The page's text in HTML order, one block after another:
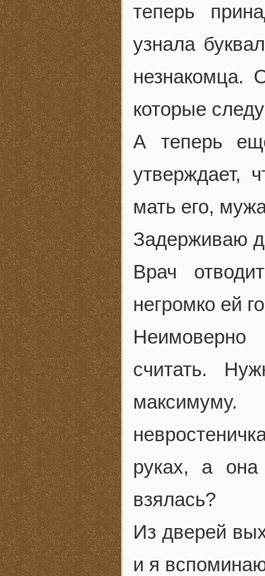
теперь
узнала
незнакомца.
которые
А теперь
утверждает,
мать его,
Задерживаю
Врач
негромко ей
Неимоверно
считать.
руках, а
взялась?
Из дверей
и я